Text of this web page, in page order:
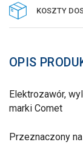
KOSZTY
OPIS
Elektrozawór,
marki Comet
Przeznaczony